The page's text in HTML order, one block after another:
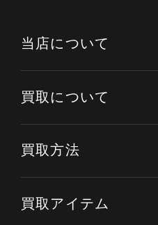
当店について
買取について
買取方法
買取アイテム
電話する